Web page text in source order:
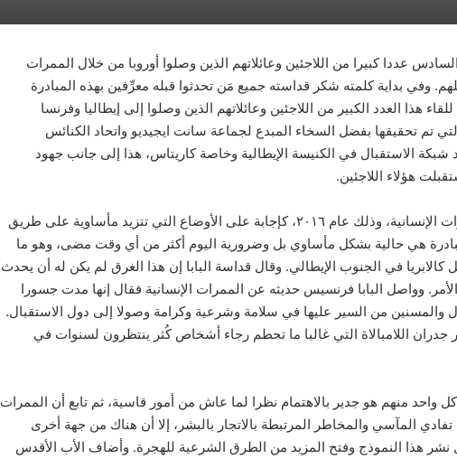
عددا كبيرا من اللاجئين وعائلاتهم الذين وصلوا أوروبا من خلال الممرات
وفي بداية كلمته شكر قداسته جميع مَن تحدثوا قبله معرِّفين بهذه المبادرة
هذا العدد الكبير من اللاجئين وعائلاتهم الذين وصلوا إلى إيطاليا وفرنسا
تم تحقيقها بفضل السخاء المبدع لجماعة سانت ايجيديو واتحاد الكنائس
شبكة الاستقبال في الكنيسة الإيطالية وخاصة كاريتاس، هذا إلى جانب جهود
هؤلاء اللاجئين.
ثم عاد الأب الأقدس إلى انطلاق مبادرة الممرات الإنسانية، وذلك عام ٢٠١٦، كإجابة على الأوضاع التي تتزيد مأساوية على طريق
هي حالية بشكل مأساوي بل وضرورية اليوم أكثر من أي وقت مضى، وهو ما
في الجنوب الإيطالي. وقال قداسة البابا إن هذا الغرق لم يكن له أن يحدث
وواصل البابا فرنسيس حديثه عن الممرات الإنسانية فقال إنها مدت جسورا
والمسنين من السير عليها في سلامة وشرعية وكرامة وصولا إلى دول الاستقبال.
جدران اللامبالاة التي غالبا ما تحطم رجاء أشخاص كُثر ينتظرون لسنوات في
واحد منهم هو جدير بالاهتمام نظرا لما عاش من أمور قاسية، ثم تابع أن الممرات
المآسي والمخاطر المرتبطة بالاتجار بالبشر، إلا أن هناك من جهة أخرى
نشر هذا النموذج وفتح المزيد من الطرق الشرعية للهجرة. وأضاف الأب الأقدس